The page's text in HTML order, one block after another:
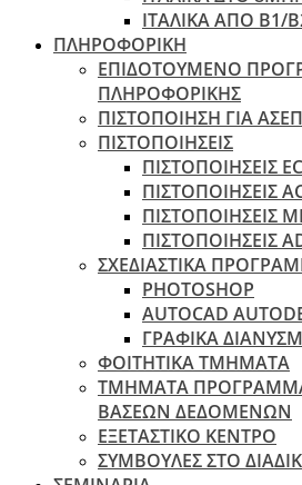
ΙΤΑΛΙΚΑ ΑΠΌ B1/
ΠΛΗΡΟΦΟΡΙΚΗ
ΕΠΙΔΟΤΟΥΜΕΝΟ
ΠΛΗΡΟΦΟΡΙΚΗΣ
ΠIΣΤΟΠΟΙΗΣΗ ΓΙΑ ΑΣΕΠ
ΠΙΣΤΟΠΟΙΗΣΕΙΣ
ΠΙΣΤΟΠΟΙΗΣΕΙΣ
ΠΙΣΤΟΠΟΙΗΣΕΙΣ
ΠΙΣΤΟΠΟΙΗΣΕΙΣ
ΠΙΣΤΟΠΟΙΗΣΕΙΣ
ΣΧΕΔΙΑΣΤΙΚΑ
PHOTOSHOP
AUTOCAD
ΓΡΑΦΙΚΑ
ΦΟΙΤΗΤΙΚΑ ΤΜΗΜΑΤΑ
ΤΜΗΜΑΤΑ
ΒΑΣΕΩΝ ΔΕΔΟΜΕΝΩΝ
ΕΞΕΤΑΣΤΙΚΟ ΚΕΝΤΡΟ
ΣΥΜΒΟΥΛΕΣ ΣΤΟ